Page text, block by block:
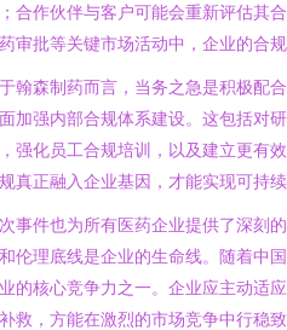
合作伙伴与客户可能会重新评估其
审批等关键市场活动中，企业的合
翰森制药而言，当务之急是积极配
加强内部合规体系建设。这包括对
强化员工合规培训，以及建立更有
真正融入企业基因，才能实现可持
事件也为所有医药企业提供了深刻
伦理底线是企业的生命线。随着中
的核心竞争力之一。企业应主动适
救，方能在激烈的市场竞争中行稳致